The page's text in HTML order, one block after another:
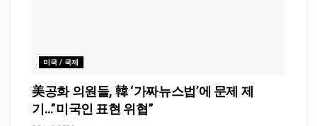
미국 / 국제
美공화 의원들, 韓 ‘가짜뉴스법’에 문제 제
기…”미국인 표현 위협”